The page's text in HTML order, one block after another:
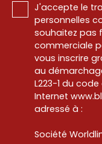
J'accepte le
personnelles
souhaitez pas
commerciale
vous inscrire
au
L223-1 du
Internet
adressé à :
Société